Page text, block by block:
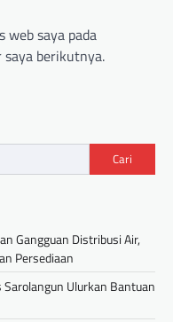
web saya pada
berikutnya.
Cari
Gangguan Distribusi Air,
Persediaan
Sarolangun Ulurkan Bantuan